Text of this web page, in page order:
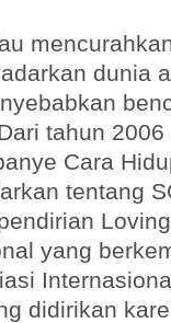
dunia
tahun
Cara
tentang
yang
didirikan